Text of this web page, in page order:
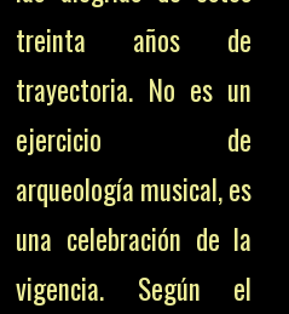
treinta años de
trayectoria. No es un
ejercicio de
arqueología musical, es
una celebración de la
vigencia. Según el